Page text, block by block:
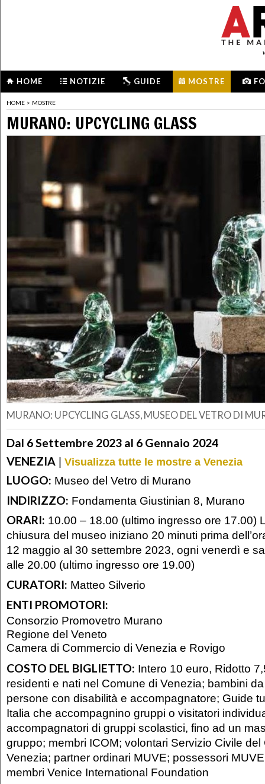
HOME NOTIZIE GUIDE MOSTRE
HOME > MOSTRE
MURANO: UPCYCLING GLASS
MURANO: UPCYCLING GLASS, MUSEO DEL VETRO DI
Dal 6 Settembre 2023 al 6 Gennaio 2024
VENEZIA | Visualizza tutte le mostre a Venezia
LUOGO: Museo del Vetro di Murano
INDIRIZZO: Fondamenta Giustinian 8, Murano
ORARI: 10.00 – 18.00 (ultimo ingresso ore 17.00)
chiusura del museo iniziano 20 minuti prima
12 maggio al 30 settembre 2023, ogni venerdì e
alle 20.00 (ultimo ingresso ore 19.00)
CURATORI: Matteo Silverio
ENTI PROMOTORI:
Consorzio Promovetro Murano
Regione del Veneto
Camera di Commercio di Venezia e Rovigo
COSTO DEL BIGLIETTO: Intero 10 euro, Ridotto
residenti e nati nel Comune di Venezia; bambini
persone con disabilità e accompagnatore; Guide
Italia che accompagnino gruppi o visitatori
accompagnatori di gruppi scolastici, fino ad un
gruppo; membri ICOM; volontari Servizio Civile del
Venezia; partner ordinari MUVE; possessori
membri Venice International Foundation